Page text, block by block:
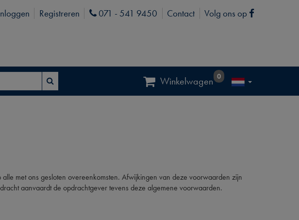
Registreren Phone
071 - 541 9450 Contact Volg ons op Facebook
Winkelwagen 0
met ons gesloten overeenkomsten. Afwijkingen van deze voorwaarden zijn
aanvaardt de opdrachtgever tevens deze algemene voorwaarden.